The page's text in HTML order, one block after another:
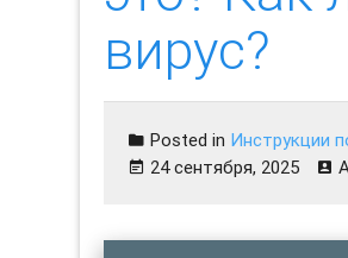
вирус?
Posted in Инструкции
24 сентября, 2025